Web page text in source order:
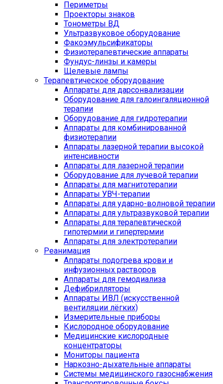
Периметры
Проекторы знаков
Тонометры ВД
Ультразвуковое оборудование
Факоэмульсификаторы
Физиотерапевтические аппараты
Фундус-линзы и камеры
Щелевые лампы
Терапевтическое оборудование
Аппараты для дарсонвализации
Оборудование для галоингаляционной
терапии
Оборудование для гидротерапии
Аппараты для комбинированной
физиотерапии
Аппараты лазерной терапии высокой
интенсивности
Аппараты для лазерной терапии
Оборудование для лучевой терапии
Аппараты для магнитотерапии
Аппараты УВЧ-терапии
Аппараты для ударно-волновой терапии
Аппараты для ультразвуковой терапии
Аппараты для терапевтической
гипотермии и гипертермии
Аппараты для электротерапии
Реанимация
Аппараты подогрева крови и
инфузионных растворов
Аппараты для гемодиализа
Дефибрилляторы
Аппараты ИВЛ (искусственной
вентиляции лёгких)
Измерительные приборы
Кислородное оборудование
Медицинские кислородные
концентраторы
Мониторы пациента
Наркозно-дыхательные аппараты
Системы медицинского газоснабжения